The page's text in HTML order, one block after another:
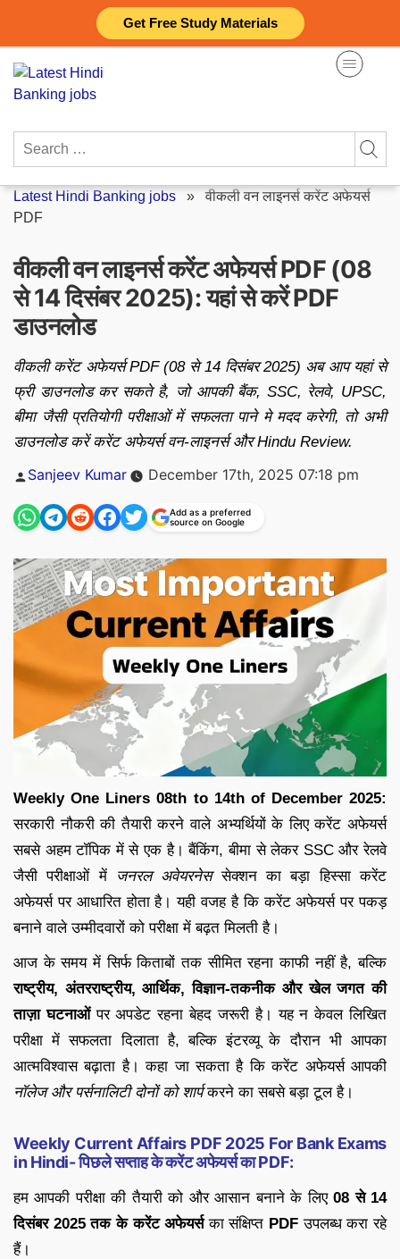
Get Free Study Materials
content
Search
Latest Hindi Banking jobs »वीकली वन लाइनर्स करेंट अफेयर्स
PDF
वीकली वन लाइनर्स करेंट अफेयर्स PDF (08
से 14 दिसंबर 2025): यहां से करें PDF
डाउनलोड
वीकली करेंट अफेयर्स PDF (08 से 14 दिसंबर 2025) अब आप यहां से
फ्री डाउनलोड कर सकते है, जो आपकी बैंक, SSC, रेलवे, UPSC,
बीमा जैसी प्रतियोगी परीक्षाओं में सफलता पाने मे मदद करेगी, तो अभी
डाउनलोड करें करेंट अफेयर्स वन-लाइनर्स और Hindu Review.
Posted
Sanjeev Kumar December 17th, 2025 07:18 pm
Add as a preferred
source on Google
Weekly One Liners 08th to 14th of December 2025:
सरकारी नौकरी की तैयारी करने वाले अभ्यर्थियों के लिए करेंट अफेयर्स
सबसे अहम टॉपिक में से एक है। बैंकिंग, बीमा से लेकर SSC और रेलवे
जैसी परीक्षाओं में
जनरल अवेयरनेससेक्शन का बड़ा हिस्सा करेंट
अफेयर्स पर आधारित होता है। यही वजह है कि करेंट अफेयर्स पर पकड़
बनाने वाले उम्मीदवारों को परीक्षा में बढ़त मिलती है।
आज के समय में सिर्फ किताबों तक सीमित रहना काफी नहीं है, बल्कि
राष्ट्रीय, अंतरराष्ट्रीय, आर्थिक, विज्ञान-तकनीक और खेल जगत की
ताज़ा घटनाओंपर अपडेट रहना बेहद जरूरी है। यह न केवल लिखित
परीक्षा में सफलता दिलाता है, बल्कि इंटरव्यू के दौरान भी आपका
आत्मविश्वास बढ़ाता है। कहा जा सकता है कि करेंट अफेयर्स आपकी
नॉलेज और पर्सनालिटी दोनों को शार्पकरने का सबसे बड़ा टूल है।
Weekly Current Affairs PDF 2025 For Bank Exams
in Hindi- पिछले सप्ताह के करेंट अफेयर्स का PDF:
हम आपकी परीक्षा की तैयारी को और आसान बनाने के लिए08 से 14
दिसंबर 2025 तक के करेंट अफेयर्सका संक्षिप्त PDF उपलब्ध करा रहे
हैं।